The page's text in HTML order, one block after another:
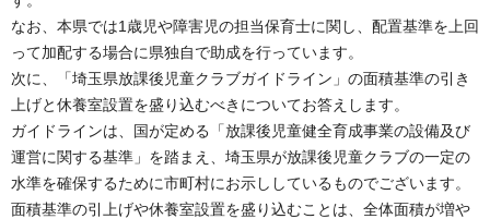
なお、本県では1歳児や障害児の担当保育士に関し、配置基準を上回
って加配する場合に県独自で助成を行っています。
次に、「埼玉県放課後児童クラブガイドライン」の面積基準の引き
上げと休養室設置を盛り込むべきについてお答えします。
ガイドラインは、国が定める「放課後児童健全育成事業の設備及び
運営に関する基準」を踏まえ、埼玉県が放課後児童クラブの一定の
水準を確保するために市町村にお示ししているものでございます。
面積基準の引上げや休養室設置を盛り込むことは、全体面積が増や